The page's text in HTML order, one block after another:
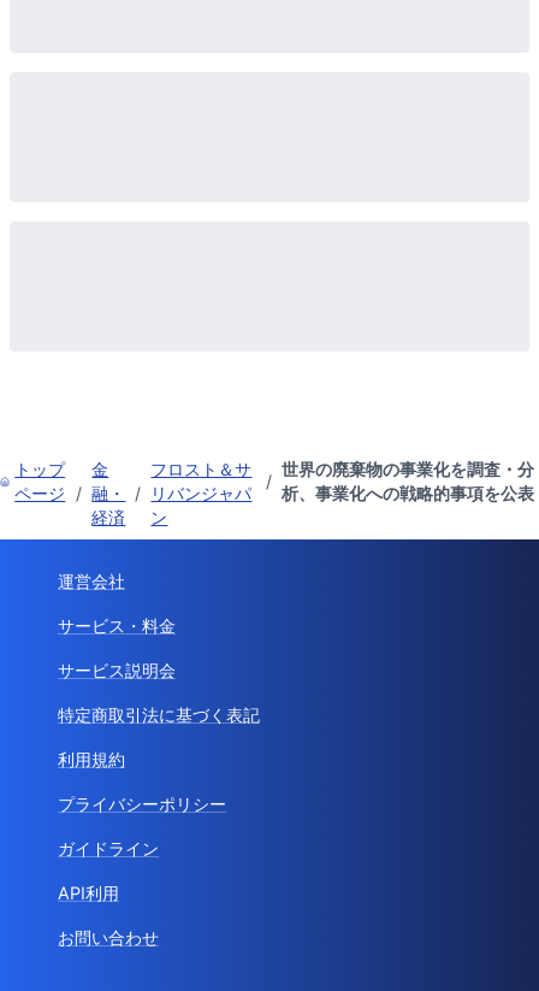
トップ
ページ
/
金
融・
経済
/
フロスト＆サ
リバンジャパ
ン
/
世界の廃棄物の事業化を調査・分
析、事業化への戦略的事項を公表
運営会社
サービス・料金
サービス説明会
特定商取引法に基づく表記
利用規約
プライバシーポリシー
ガイドライン
API利用
お問い合わせ